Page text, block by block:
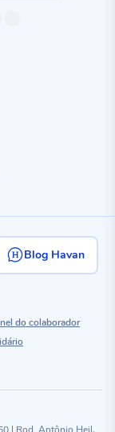
Blog Havan
do colaborador